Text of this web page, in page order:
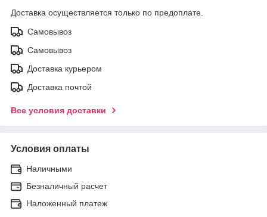
Доставка осуществляется только по предоплате.
Самовывоз
Самовывоз
Доставка курьером
Доставка почтой
Все условия доставки
Условия оплаты
Наличными
Безналичный расчет
Наложенный платеж